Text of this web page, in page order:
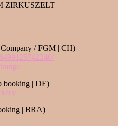
ZIRKUSZELT
/ FGM | CH)
booking | DE)
| BRA)